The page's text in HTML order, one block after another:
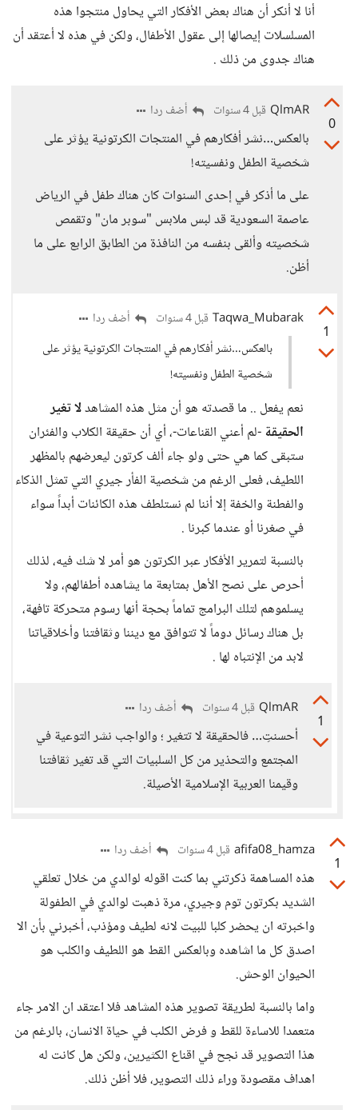
أنا لا أنكر أن هناك بعض الأفكار التي يحاول منتجوا هذه
المسلسلات إيصالها إلى عقول الأطفال، ولكن في هذه لا أعتقد أن
هناك جدوى من ذلك .
0
QlmAR قبل 4 سنوات أضف ردا
بالعكس…نشر أفكارهم في المنتجات الكرتونية يؤثر على
شخصية الطفل ونفسيته!
على ما أذكر في إحدى السنوات كان هناك طفل في الرياض
عاصمة السعودية قد لبس ملابس "سوبر مان" وتقمص
شخصيته وألقى بنفسه من النافذة من الطابق الرابع على ما
أظن.
1
Taqwa_Mubarak قبل 4 سنوات
أضف ردا
بالعكس…نشر أفكارهم في المنتجات الكرتونية يؤثر على
شخصية الطفل ونفسيته!
نعم يفعل .. ما قصدته هو أن مثل هذه المشاهدلا تغير
الحقيقة -لم أعني القناعات-، أي أن حقيقة الكلاب والفئران
ستبقى كما هي حتى ولو جاء ألف كرتون ليعرضهم بالمظهر
اللطيف، فعلى الرغم من شخصية الفأر جيري التي تمثل الذكاء
والفطنة والخفة إلا أننا لم نستلطف هذه الكائنات أبداً سواء
في صغرنا أو عندما كبرنا .
بالنسبة لتمرير الأفكار عبر الكرتون هو أمر لا شك فيه، لذلك
أحرص على نصح الأهل بمتابعة ما يشاهده أطفالهم، ولا
يسلموهم لتلك البرامج تماماً بحجة أنها رسوم متحركة تافهة،
بل هناك رسائل دوماً لا تتوافق مع ديننا وثقافتنا وأخلاقياتنا
لابد من الإنتباه لها .
1
QlmAR قبل 4 سنوات أضف ردا
أحسنتِ… فالحقيقة لا تتغير ؛ والواجب نشر التوعية في
المجتمع والتحذير من كل السلبيات التي قد تغير ثقافتنا
وقيمنا العربية الإسلامية الأصيلة.
1
afifa08_hamza قبل 4 سنوات أضف ردا
هذه المساهمة ذكرتني بما كنت اقوله لوالدي من خلال تعلقي
الشديد بكرتون توم وجيري، مرة ذهبت لوالدي في الطفولة
واخبرته ان يحضر كلبا للبيت لانه لطيف ومؤذب، أخبرني بأن الا
اصدق كل ما اشاهده وبالعكس القط هو اللطيف والكلب هو
الحيوان الوحش.
واما بالنسبة لطريقة تصوير هذه المشاهد فلا اعتقد ان الامر جاء
متعمدا للاساءة للقط و فرض الكلب في حياة الانسان، بالرغم من
هذا التصوير قد نجح في اقناع الكثيرين، ولكن هل كانت له
اهداف مقصودة وراء ذلك التصوير، فلا أظن ذلك.